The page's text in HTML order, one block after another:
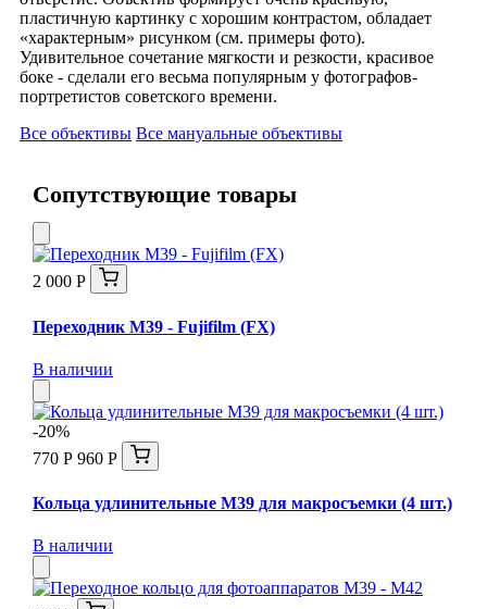
пластичную картинку с хорошим контрастом, обладает
«характерным» рисунком (см. примеры фото).
Удивительное сочетание мягкости и резкости, красивое
боке - сделали его весьма популярным у фотографов-
портретистов советского времени.
Все объективы Все мануальные объективы
Сопутствующие товары
2 000 Р
Переходник М39 - Fujifilm (FX)
В наличии
-20%
770 Р 960 Р
Кольца удлинительные М39 для макросъемки (4 шт.)
В наличии